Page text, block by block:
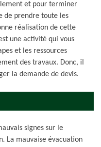
et pour terminer
de prendre toute les
réalisation de cette
une activité qui vous
et les ressources
des travaux. Donc, il
la demande de devis.
signes sur le
La mauvaise évacuation